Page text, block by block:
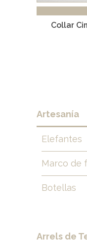
Collar
Artesanía
Elefantes
Marco de
Botellas
Arrels de